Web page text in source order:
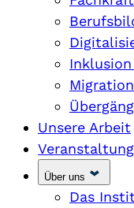
Unsere Arbeit
Über uns
Das